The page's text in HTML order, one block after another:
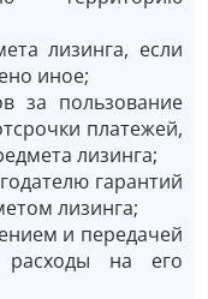
лизинга, если
иное;
за пользование
платежей,
лизинга;
гарантий
лизинга;
и передачей
расходы на его